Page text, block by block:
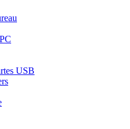
USB